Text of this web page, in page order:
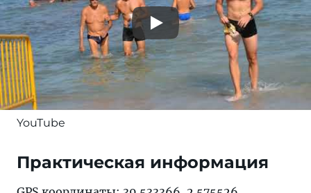
YouTube
Практическая информация